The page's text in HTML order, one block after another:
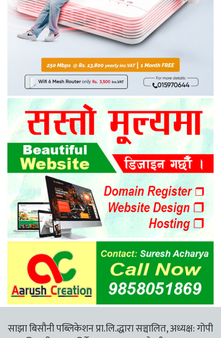
साझा बिसौनी पब्लिकेशन प्रा.लि.द्धारा सञ्चालित, अध्यक्ष: गोपी